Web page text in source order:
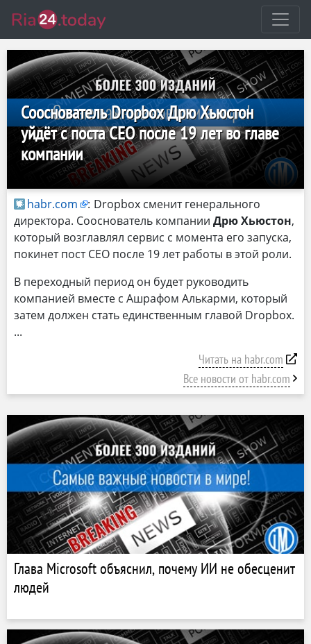
Сооснователь Dropbox Дрю Хьюстон
уйдёт с поста CEO после 19 лет во главе
компании
habr.com : Dropbox сменит генерального
директора. Сооснователь компании Дрю Хьюстон,
который возглавлял сервис с момента его запуска,
покинет пост CEO после 19 лет работы в этой роли.
В переходный период он будет руководить
компанией вместе с Ашрафом Алькарми, который
затем должен стать единственным главой Dropbox.
Читать на habr.com
Все новости от habr.com
Глава Microsoft объяснил, почему ИИ не обесценит
людей